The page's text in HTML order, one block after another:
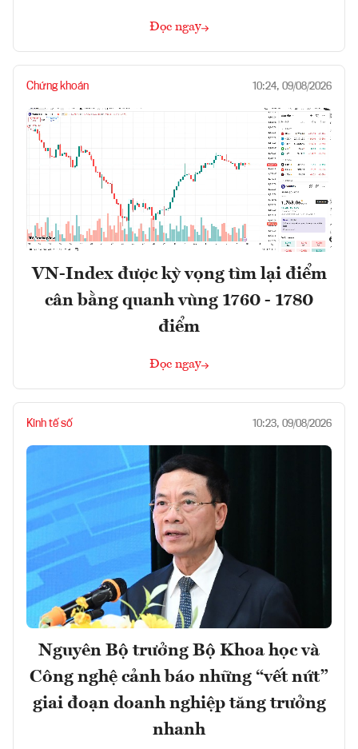
Đọc ngay
Chứng khoán 10:24, 09/08/2026
VN-Index được kỳ vọng tìm lại điểm
cân bằng quanh vùng 1760 - 1780
điểm
Đọc ngay
Kinh tế số 10:23, 09/08/2026
Nguyên Bộ trưởng Bộ Khoa học và
Công nghệ cảnh báo những “vết nứt”
giai đoạn doanh nghiệp tăng trưởng
nhanh